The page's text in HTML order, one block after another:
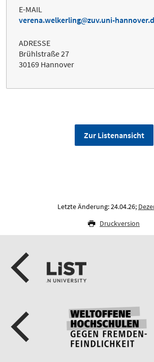
E-MAIL
verena.welkerling
zuv.uni-
ADRESSE
Brühlstraße 27
30169 Hannover
Zur Listenansicht
Letzte Änderung: 24.04.26;
Druckversion